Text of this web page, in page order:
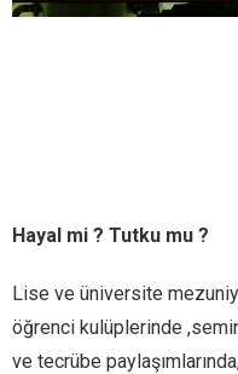
Hayal mi ? Tutku mu ?
Lise ve üniversite
öğrenci kulüplerinde
ve tecrübe